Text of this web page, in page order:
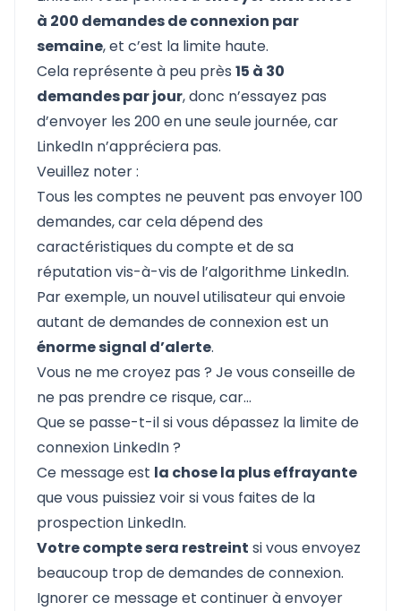
à 200 demandes de connexion par
semaine, et c’est la limite haute.
Cela représente à peu près 15 à 30
demandes par jour, donc n’essayez pas
d’envoyer les 200 en une seule journée, car
LinkedIn n’appréciera pas.
Veuillez noter :
Tous les comptes ne peuvent pas envoyer 100
demandes, car cela dépend des
caractéristiques du compte et de sa
réputation vis-à-vis de l’algorithme LinkedIn.
Par exemple, un nouvel utilisateur qui envoie
autant de demandes de connexion est un
énorme signal d’alerte.
Vous ne me croyez pas ? Je vous conseille de
ne pas prendre ce risque, car...
Que se passe-t-il si vous dépassez la limite de
connexion LinkedIn ?
Ce message est la chose la plus effrayante
que vous puissiez voir si vous faites de la
prospection LinkedIn.
Votre compte sera restreint si vous envoyez
beaucoup trop de demandes de connexion.
Ignorer ce message et continuer à envoyer